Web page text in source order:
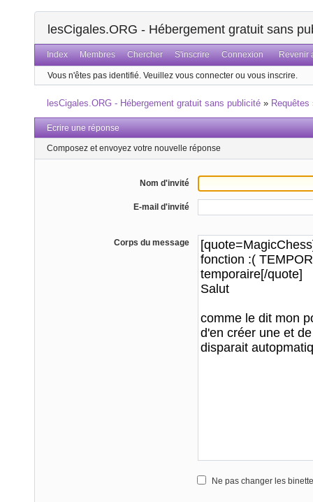
lesCigales.ORG - Hébergement gratuit sans
Index Membres Chercher S'inscrire Connexion Revenir
Vous n'êtes pas identifié. Veuillez vous connecter ou vous inscrire.
lesCigales.ORG - Hébergement gratuit sans publicité » Requêtes
Ecrire une réponse
Composez et envoyez votre nouvelle réponse
Nom d'invité
E-mail d'invité
Corps du message
Ne pas changer les